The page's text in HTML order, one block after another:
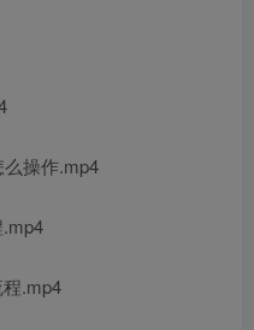
操作.mp4
.mp4